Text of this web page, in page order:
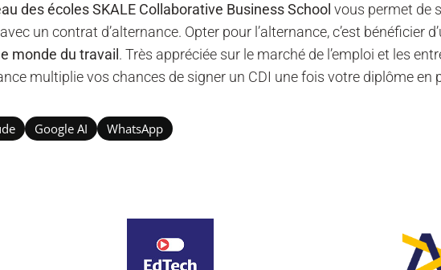
des écoles SKALE Collaborative Business School vous permet de
un contrat d’alternance. Opter pour l’alternance, c’est bénéficier
monde du travail . Très appréciée sur le marché de l’emploi et les
multiplie vos chances de signer un CDI une fois votre diplôme en
Google AI WhatsApp